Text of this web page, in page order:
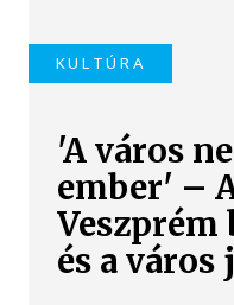
KULTÚRA
'A város
ember' –
Veszprém
és a